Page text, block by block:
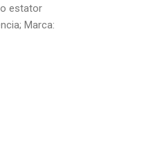
97
estator
Marca: